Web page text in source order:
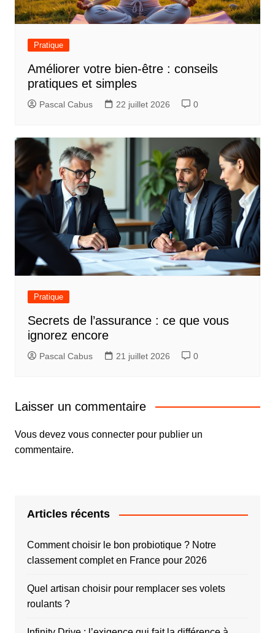
Pratique
Améliorer votre bien-être : conseils
pratiques et simples
Pascal Cabus 22 juillet 2026 0
Pratique
Secrets de l’assurance : ce que vous
ignorez encore
Pascal Cabus 21 juillet 2026 0
Laisser un commentaire
Vous devez vous connecterpour publier un
commentaire.
Articles récents
Comment choisir le bon probiotique ? Notre
classement complet en France pour 2026
Quel artisan choisir pour remplacer ses volets
roulants ?